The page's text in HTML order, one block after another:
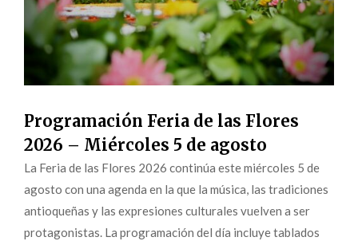
Programación Feria de las Flores
2026 – Miércoles 5 de agosto
La Feria de las Flores 2026 continúa este miércoles 5 de
agosto con una agenda en la que la música, las tradiciones
antioqueñas y las expresiones culturales vuelven a ser
protagonistas. La programación del día incluye tablados